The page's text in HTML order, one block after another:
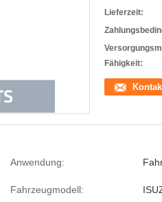
Lieferzeit:
Fähigkeit:
Anwendung:
Fahrzeugmodell: